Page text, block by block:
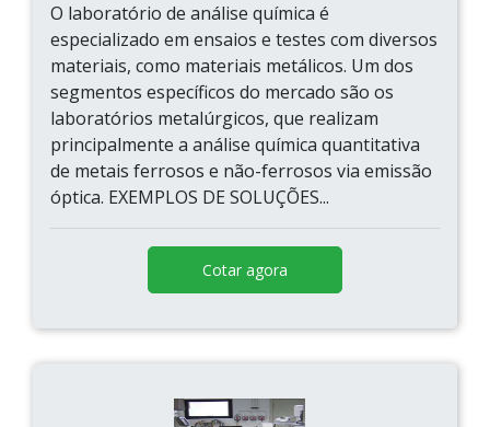
O laboratório de análise química é
especializado em ensaios e testes com diversos
materiais, como materiais metálicos. Um dos
segmentos específicos do mercado são os
laboratórios metalúrgicos, que realizam
principalmente a análise química quantitativa
de metais ferrosos e não-ferrosos via emissão
óptica. EXEMPLOS DE SOLUÇÕES...
Cotar agora